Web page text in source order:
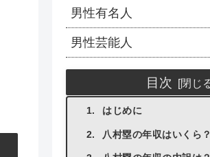
男性有名人
男性芸能人
目次
はじめに
八村塁の年収はいくら？